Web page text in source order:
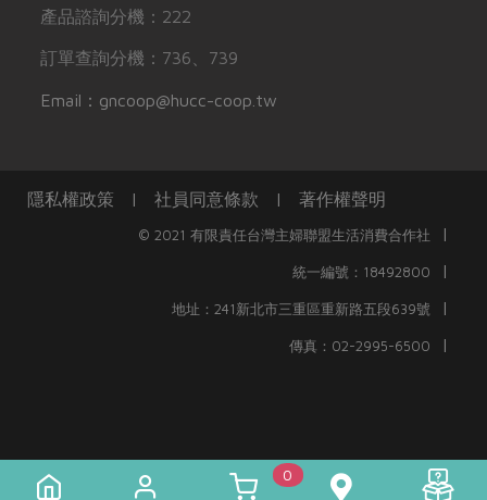
產品諮詢分機：222
訂單查詢分機：736、739
Email：gncoop@hucc-coop.tw
隱私權政策 | 社員同意條款 | 著作權聲明
© 2021 有限責任台灣主婦聯盟生活消費合作社 |
統一編號：18492800 |
地址：241新北市三重區重新路五段639號 |
傳真：02-2995-6500 |
0